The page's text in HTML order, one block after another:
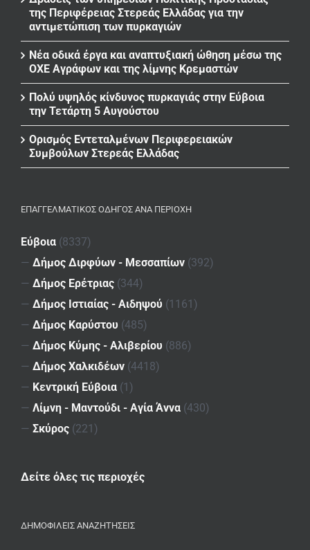
της Περιφέρειας Στερεάς Ελλάδας για την
αντιμετώπιση των πυρκαγιών
Νέα οδικά έργα και αναπτυξιακή ώθηση μέσω της
ΟΧΕ Αγράφων και της λίμνης Κρεμαστών
Πολύ υψηλός κίνδυνος πυρκαγιάς στην Εύβοια
την Τετάρτη 5 Αυγούστου
Ορισμός Εντεταλμένων Περιφερειακών
Συμβούλων Στερεάς Ελλάδας
ΕΠΑΓΓΕΛΜΑΤΙΚΌΣ ΟΔΗΓΌΣ ΑΝΆ ΠΕΡΙΟΧΉ
Εύβοια (8337)
— Δήμος Διρφύων - Μεσσαπίων (392)
— Δήμος Ερέτριας (344)
— Δήμος Ιστιαίας - Αιδηψού (1161)
— Δήμος Καρύστου (485)
— Δήμος Κύμης - Αλιβερίου (886)
— Δήμος Χαλκιδέων (4418)
— Κεντρική Εύβοια (1)
— Λίμνη - Μαντούδι - Αγία Άννα (430)
— Σκύρος (221)
Δείτε όλες τις περιοχές
ΔΗΜΟΦΙΛΕΙΣ ΑΝΑΖΗΤΗΣΕΙΣ